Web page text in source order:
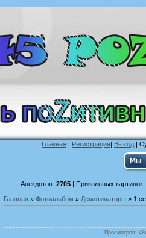
Главная | Регистрация| Выход |
Анекдотов: 2705| Прикольных картинок:
Главная » Фотоальбом » Демотиваторы » 1
Просмотров: